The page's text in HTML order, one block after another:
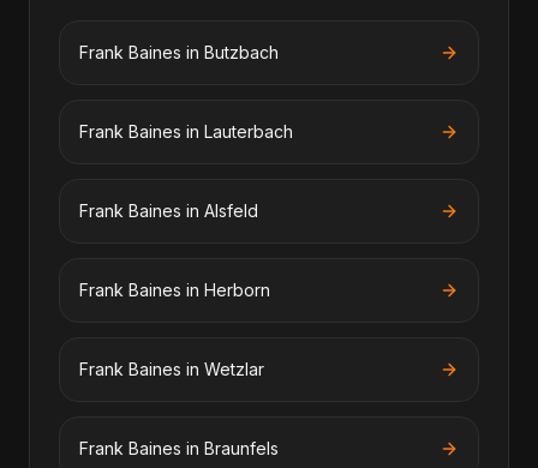
Frank Baines in Butzbach
Frank Baines in Lauterbach
Frank Baines in Alsfeld
Frank Baines in Herborn
Frank Baines in Wetzlar
Frank Baines in Braunfels